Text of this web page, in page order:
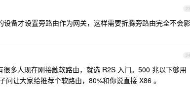
23
备才设置旁路由作为网关，这样需要折腾旁路由完全不会影
24
多人现在刚接触软路由，就选 R2S 入门。500 兆以下够用
让大家给推荐个软路由，80%和你说直接 X86 。